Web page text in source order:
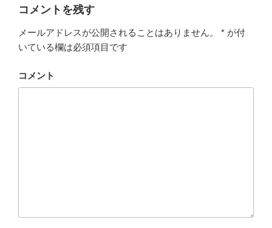
コメントを残す
メールアドレスが公開されることはありません。 * が付
いている欄は必須項目です
コメント